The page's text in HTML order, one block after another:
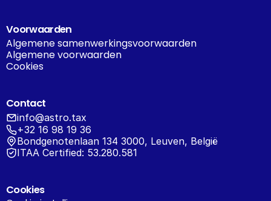
Voorwaarden
Algemene samenwerkingsvoorwaarden
Algemene voorwaarden
Cookies
Contact
info@astro.tax
+32 16 98 19 36
Bondgenotenlaan 134 3000, Leuven, België
ITAA Certified: 53.280.581
Cookies